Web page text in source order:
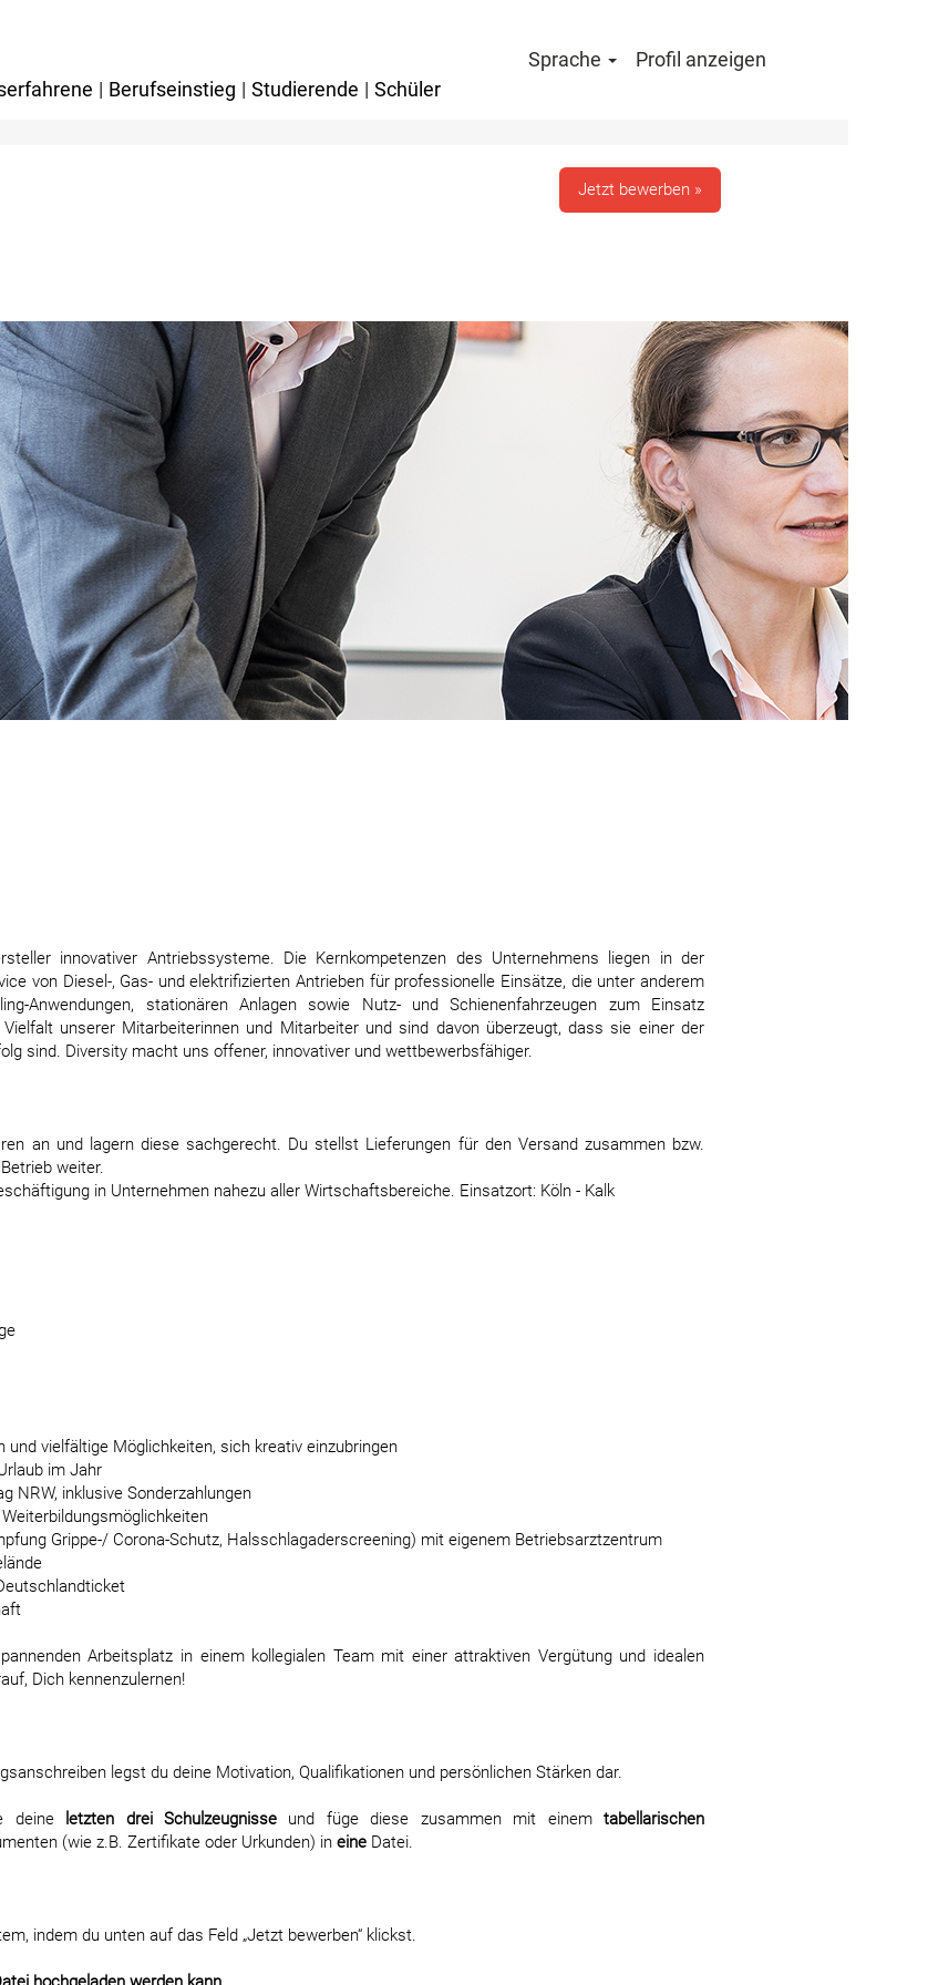
| Berufseinstieg | Studierende | Schüler
Sprache Profil anzeigen
Jetzt bewerben »
innovativer Antriebssysteme. Die Kernkompetenzen des Unternehmens liegen in der
von Diesel-, Gas- und elektrifizierten Antrieben für professionelle Einsätze, die unter anderem
Anwendungen, stationären Anlagen sowie Nutz- und Schienenfahrzeugen zum Einsatz
unserer Mitarbeiterinnen und Mitarbeiter und sind davon überzeugt, dass sie einer der
sind. Diversity macht uns offener, innovativer und wettbewerbsfähiger.
an und lagern diese sachgerecht. Du stellst Lieferungen für den Versand zusammen bzw.
weiter.
in Unternehmen nahezu aller Wirtschaftsbereiche. Einsatzort: Köln - Kalk
vielfältige Möglichkeiten, sich kreativ einzubringen
im Jahr
NRW, inklusive Sonderzahlungen
Grippe-/ Corona-Schutz, Halsschlagaderscreening) mit eigenem Betriebsarztzentrum
Arbeitsplatz in einem kollegialen Team mit einer attraktiven Vergütung und idealen
Dich kennenzulernen!
legst du deine Motivation, Qualifikationen und persönlichen Stärken dar.
deine letzten drei Schulzeugnisseund füge diese zusammen mit einem tabellarischen
(wie z.B. Zertifikate oder Urkunden) in eine Datei.
indem du unten auf das Feld „Jetzt bewerben“ klickst.